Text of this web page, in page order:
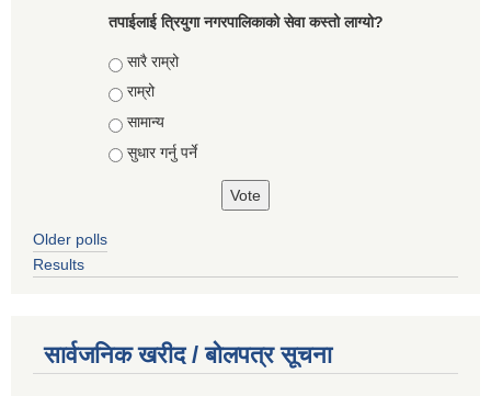
तपाईलाई त्रियुगा नगरपालिकाको सेवा कस्तो लाग्यो?
Choices
सारै राम्रो
राम्रो
सामान्य
सुधार गर्नु पर्ने
Older polls
Results
सार्वजनिक खरीद / बोलपत्र सूचना